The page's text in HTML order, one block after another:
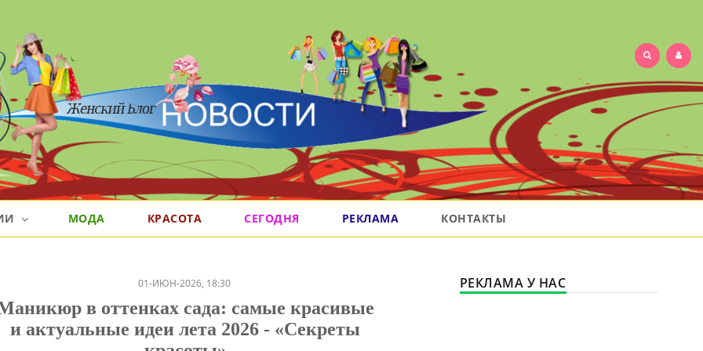
МОДА КРАСОТА СЕГОДНЯ РЕКЛАМА КОНТАКТЫ
01-ИЮН-2026, 18:30
в оттенках сада: самые красивые
и актуальные идеи лета 2026 - «Секреты
РЕКЛАМА У НАС